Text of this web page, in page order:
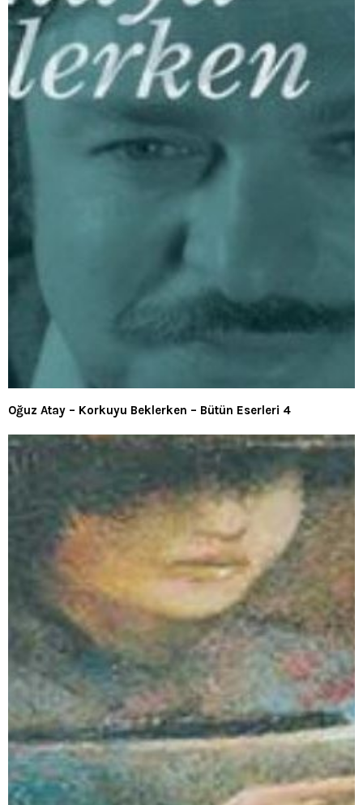
Oğuz Atay – Korkuyu Beklerken – Bütün Eserleri 4